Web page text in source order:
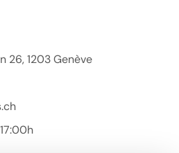
26, 1203 Genève